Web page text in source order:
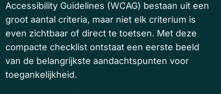
Accessibility Guidelines (WCAG) bestaan uit een
groot aantal criteria, maar niet elk criterium is
even zichtbaar of direct te toetsen. Met deze
compacte checklist ontstaat een eerste beeld
van de belangrijkste aandachtspunten voor
toegankelijkheid.